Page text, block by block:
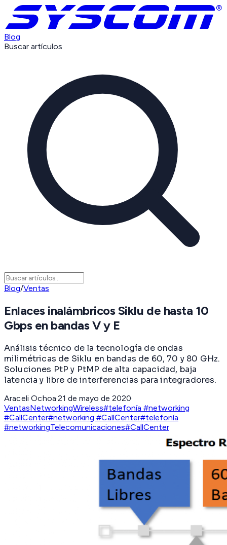
Blog
Buscar artículos
Blog/Ventas
Enlaces inalámbricos Siklu de hasta 10
Gbps en bandas V y E
Análisis técnico de la tecnología de ondas
milimétricas de Siklu en bandas de 60, 70 y 80 GHz.
Soluciones PtP y PtMP de alta capacidad, baja
latencia y libre de interferencias para integradores.
Araceli Ochoa·21 de mayo de 2020·
VentasNetworkingWireless#telefonía #networking
#CallCenter#networking #CallCenter#telefonía
#networkingTelecomunicaciones#CallCenter